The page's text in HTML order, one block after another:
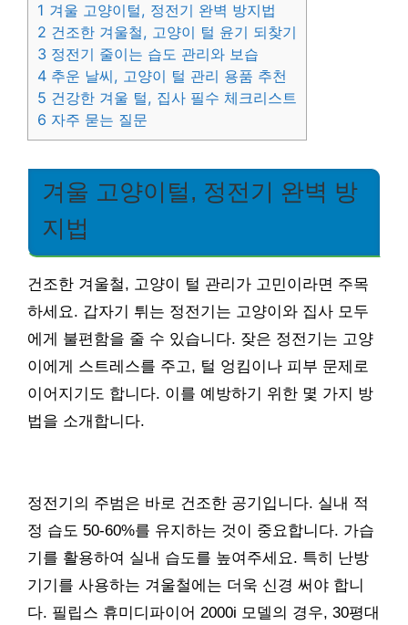
1 겨울 고양이털, 정전기 완벽 방지법
2 건조한 겨울철, 고양이 털 윤기 되찾기
3 정전기 줄이는 습도 관리와 보습
4 추운 날씨, 고양이 털 관리 용품 추천
5 건강한 겨울 털, 집사 필수 체크리스트
6 자주 묻는 질문
겨울 고양이털, 정전기 완벽 방
지법
건조한 겨울철, 고양이 털 관리가 고민이라면 주목
하세요. 갑자기 튀는 정전기는 고양이와 집사 모두
에게 불편함을 줄 수 있습니다. 잦은 정전기는 고양
이에게 스트레스를 주고, 털 엉킴이나 피부 문제로
이어지기도 합니다. 이를 예방하기 위한 몇 가지 방
법을 소개합니다.
정전기의 주범은 바로 건조한 공기입니다. 실내 적
정 습도 50-60%를 유지하는 것이 중요합니다. 가습
기를 활용하여 실내 습도를 높여주세요. 특히 난방
기기를 사용하는 겨울철에는 더욱 신경 써야 합니
다. 필립스 휴미디파이어 2000i 모델의 경우, 30평대